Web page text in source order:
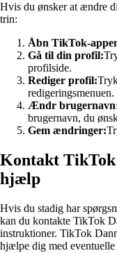
Hvis du ønsker at ændre
trin:
Åbn TikTok-
Gå til din profil:
profilside.
Rediger profil:
redigeringsmenuen.
Ændr
brugernavn, du
Gem ændringer:
Kontakt
hjælp
Hvis du stadig har
kan du kontakte TikTok
instruktioner. TikTok
hjælpe dig med